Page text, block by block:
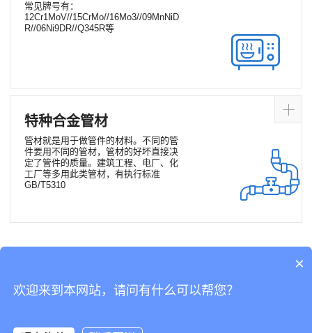
常见牌号有：
12Cr1MoV//15CrMo//16Mo3//09MnNiD
R//06Ni9DR//Q345R等
特种合金管材
管材就是用于做管件的材料。不同的管
件要用不同的管材，管材的好坏直接决
定了管件的质量。建筑工程、电厂、化
工厂等多用此类管材，有执行标准
GB/T5310
×
欢迎来到本网站，请问有什么可以帮您？